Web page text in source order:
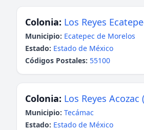
Colonia: Los Reyes
Municipio: Ecatepec de Morelos
Estado: Estado de México
Códigos Postales: 55100
Colonia: Los Reyes Acozac
Municipio: Tecámac
Estado: Estado de México